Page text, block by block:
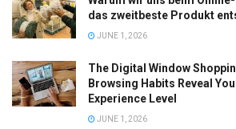
das zweitbeste Produkt
JUNE 1, 2026
The Digital Window
Browsing Habits Reveal
Experience Level
JUNE 1, 2026